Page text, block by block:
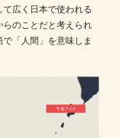
広く日本で使われる
らのことだと考えられ
「人間」を意味しま